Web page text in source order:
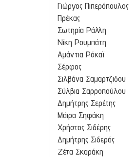
Γιώργος Πιπερόπουλος
Πρέκας
Σωτηρία Ράλλη
Νίκη Ρουμπάτη
Αμάντια Ρόκαϊ
Σέρφος
Σιλβάνα Σαμαρτζιδου
Σύλβια Σαρροπούλου
Δημήτρης Σερέτης
Μάιρα Σηφάκη
Χρήστος Σιδέρης
Δημήτρης Σιδεράς
Ζέτα Σκαράκη